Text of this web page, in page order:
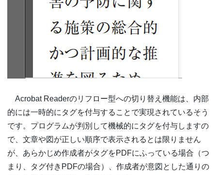
Acrobat Readerのリフロー型への切り替え機能は、内部
的には一時的にタグを付与することで実現されているそう
です。プログラムが判別して機械的にタグを付与しますの
で、文章や図が正しい順序で表示されるとは限りません
が、あらかじめ作成者がタグをPDFにふっている場合（つ
まり、タグ付きPDFの場合）、作成者が意図とした通りの